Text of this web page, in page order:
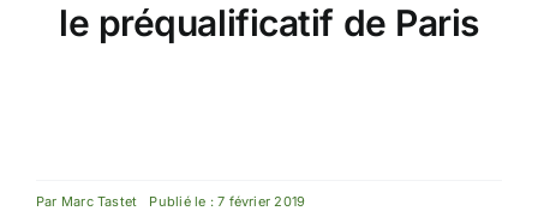
le préqualificatif de Paris
Par Marc Tastet Publié le : 7 février 2019